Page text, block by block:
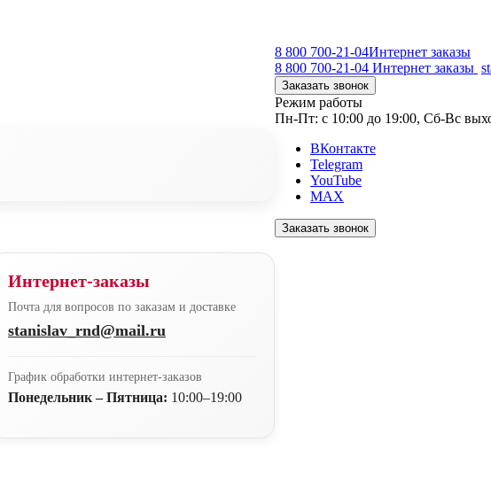
Интернет-заказы
Почта для вопросов по заказам и доставке
stanislav_rnd@mail.ru
График обработки интернет-заказов
Понедельник – Пятница: 10:00–19:00
8 800 700-21-04Интернет заказы
8 800 700-21-04 Интернет заказы
Заказать звонок
Режим работы
Пн-Пт: с 10:00 до 19:00, Сб-Вс
ВКонтакте
Telegram
YouTube
MAX
Заказать звонок